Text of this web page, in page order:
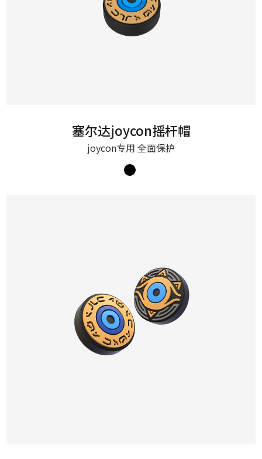
塞尔达joycon摇杆帽
joycon专用 全面保护